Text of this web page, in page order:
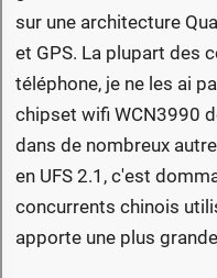
sur une architecture
et GPS. La plupart des
téléphone, je ne les ai
chipset wifi WCN3990
dans de nombreux
en UFS 2.1, c'est
concurrents chinois
apporte une plus